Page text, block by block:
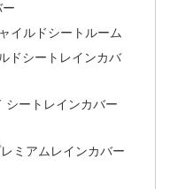
イルドシートルーム
ドシートレインカバ
シートレインカバー
ミアムレインカバー